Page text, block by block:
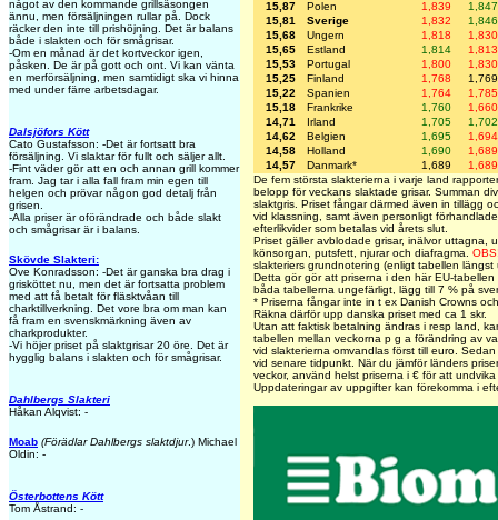
något av den kommande grillsäsongen
ännu, men försäljningen rullar på. Dock
räcker den inte till prishöjning. Det är balans
både i slakten och för smågrisar.
-Om en månad är det kortveckor igen,
påsken. De är på gott och ont. Vi kan vänta
en merförsäljning, men samtidigt ska vi hinna
med under färre arbetsdagar.
Dalsjöfors Kött
Cato Gustafsson: -Det är fortsatt bra
försäljning. Vi slaktar för fullt och säljer allt.
-Fint väder gör att en och annan grill kommer
fram. Jag tar i alla fall fram min egen till
helgen och prövar någon god detalj från
grisen.
-Alla priser är oförändrade och både slakt
och smågrisar är i balans.
Skövde Slakteri:
Ove Konradsson: -Det är ganska bra drag i
grisköttet nu, men det är fortsatta problem
med att få betalt för fläsktvåan till
charktillverkning. Det vore bra om man kan
få fram en svenskmärkning även av
charkprodukter.
-Vi höjer priset på slaktgrisar 20 öre. Det är
hygglig balans i slakten och för smågrisar.
Dahlbergs Slakteri
Håkan Alqvist: -
Moab (Förädlar Dahlbergs slaktdjur.) Michael
Oldin: -
Österbottens Kött
Tom Åstrand: -
15,87
Polen 1,839
1,847
15,81
Sverige 1,832
1,846
15,68
Ungern 1,818
1,830
15,65
Estland 1,814
1,813
15,53
Portugal 1,800
1,830
15,25
Finland 1,768
1,769
15,22
Spanien 1,764
1,785
15,18
Frankrike 1,760
1,660
14,71
Irland 1,705
1,702
14,62
Belgien 1,695
1,694
14,58
Holland 1,690
1,689
14,57
Danmark* 1,689
1,689
De fem största slakterierna i varje land
belopp för veckans slaktade grisar. Summan
slaktgris. Priset fångar därmed även in tillägg
vid klassning, samt även personligt
efterlikvider som betalas vid årets slut.
Priset gäller avblodade grisar, inälvor uttagna,
könsorgan, putsfett, njurar och diafragma.
slakteriers grundnotering (enligt tabellen
Detta gör gör att priserna i den här EU-
båda tabellerna ungefärligt, lägg till 7 % på
* Priserna fångar inte in t ex Danish Crowns
Räkna därför upp danska priset med ca 1 skr.
Utan att faktisk betalning ändras i resp land,
tabellen mellan veckorna p g a förändring av
vid slakterierna omvandlas först till euro.
vid senare tidpunkt. När du jämför länders
veckor, använd helst priserna i € för att
Uppdateringar av uppgifter kan förekomma i